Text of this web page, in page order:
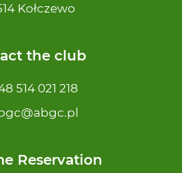
Kołczewo
the club
514 021 218
Reservation